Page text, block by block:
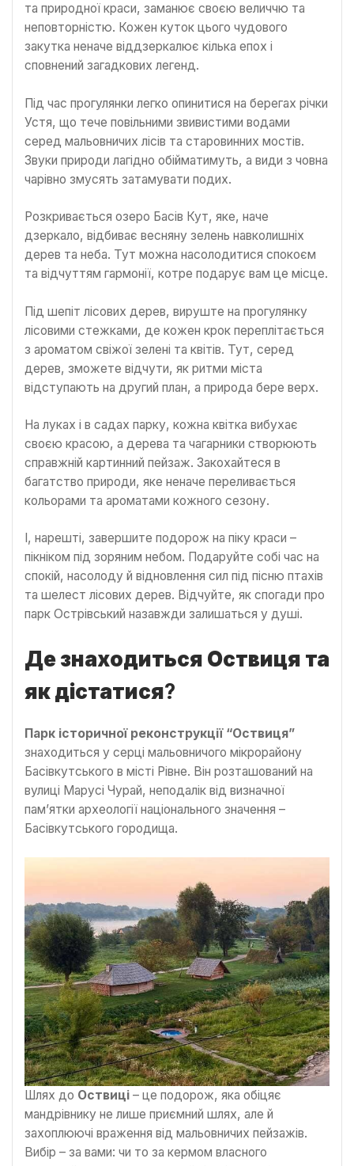
та природної краси, заманює своєю величчю та
неповторністю. Кожен куток цього чудового
закутка неначе віддзеркалює кілька епох і
сповнений загадкових легенд.
Під час прогулянки легко опинитися на берегах річки
Устя, що тече повільними звивистими водами
серед мальовничих лісів та старовинних мостів.
Звуки природи лагідно обійматимуть, а види з човна
чарівно змусять затамувати подих.
Розкривається озеро Басів Кут, яке, наче
дзеркало, відбиває весняну зелень навколишніх
дерев та неба. Тут можна насолодитися спокоєм
та відчуттям гармонії, котре подарує вам це місце.
Під шепіт лісових дерев, вируште на прогулянку
лісовими стежками, де кожен крок переплітається
з ароматом свіжої зелені та квітів. Тут, серед
дерев, зможете відчути, як ритми міста
відступають на другий план, а природа бере верх.
На луках і в садах парку, кожна квітка вибухає
своєю красою, а дерева та чагарники створюють
справжній картинний пейзаж. Закохайтеся в
багатство природи, яке неначе переливається
кольорами та ароматами кожного сезону.
І, нарешті, завершите подорож на піку краси –
пікніком під зоряним небом. Подаруйте собі час на
спокій, насолоду й відновлення сил під пісню птахів
та шелест лісових дерев. Відчуйте, як спогади про
парк Острівський назавжди залишаться у душі.
Де знаходиться Оствиця та
як дістатися?
Парк історичної реконструкції “Оствиця”
знаходиться у серці мальовничого мікрорайону
Басівкутського в місті Рівне. Він розташований на
вулиці Марусі Чурай, неподалік від визначної
пам’ятки археології національного значення –
Басівкутського городища.
Шлях до Оствиці – це подорож, яка обіцяє
мандрівнику не лише приємний шлях, але й
захоплюючі враження від мальовничих пейзажів.
Вибір – за вами: чи то за кермом власного